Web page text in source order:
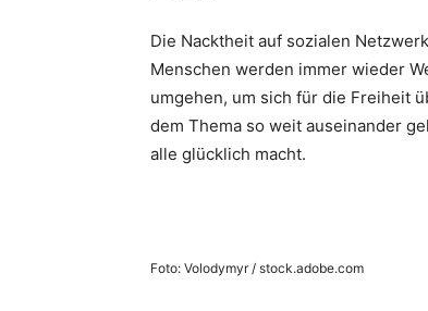
Die Nacktheit auf sozialen
Menschen werden immer wieder
umgehen, um sich für die Freiheit
dem Thema so weit auseinander
alle glücklich macht.
Foto: Volodymyr / stock.adobe.com